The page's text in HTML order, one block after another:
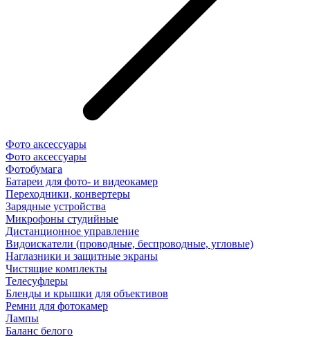
Фото аксессуары
Фото аксессуары
Фотобумага
Батареи для фото- и видеокамер
Переходники, конвертеры
Зарядные устройства
Микрофоны студийные
Дистанционное управление
Видоискатели (проводные, беспроводные, угловые)
Наглазники и защитные экраны
Чистящие комплекты
Телесуфлеры
Бленды и крышки для объективов
Ремни для фотокамер
Лампы
Баланс белого